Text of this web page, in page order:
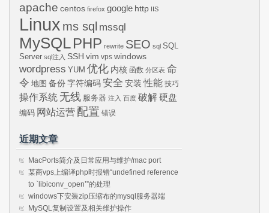
apache centos firefox google http IIS
Linux ms sql mssql
MySQLPHP rewrite SEO sql SQL
Server sql注入 SSH vim vps windows
wordpress YUM 优化 内核 函数 分区表 命
令 地图 备份 字符编码 安全 安装 性能 技巧
操作系统 无线 服务器 注入 百度 破解硬盘
编码 网站运营 配置 错误
近期文章
MacPorts简介及日常应用与维护/mac port
某商vps上编译php时报错“undefined reference
to `libiconv_open’”的处理
windows下安装zip压缩布的mysql服务器端
MySQL复制设置及相关维护操作